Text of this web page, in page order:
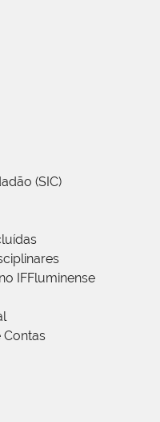
(SIC)
IFFluminense
Contas